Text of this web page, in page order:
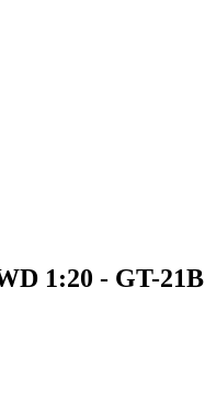
1:20 - GT-21B